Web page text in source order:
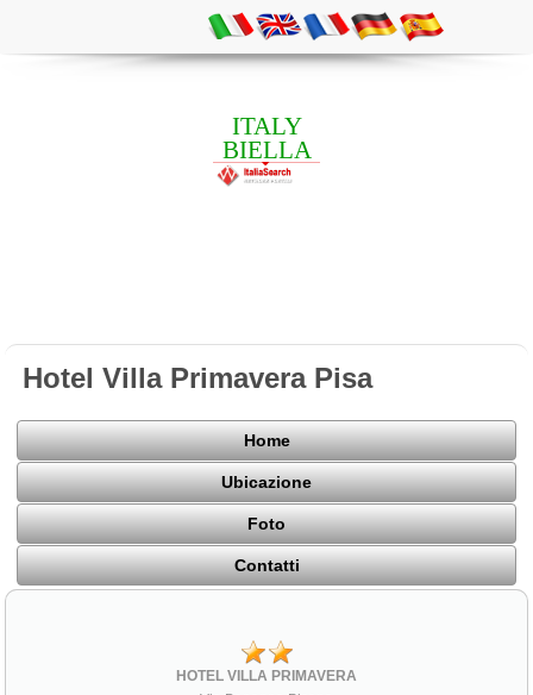
ITALY
BIELLA
Hotel Villa Primavera Pisa
Home
Ubicazione
Foto
Contatti
HOTEL VILLA PRIMAVERA